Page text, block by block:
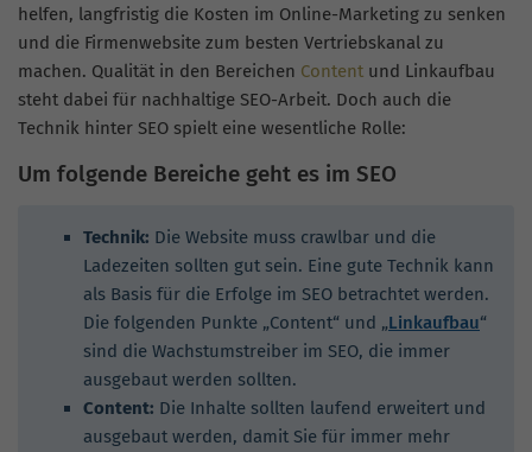
helfen, langfristig die Kosten im Online-Marketing zu senken
und die Firmenwebsite zum besten Vertriebskanal zu
machen. Qualität in den Bereichen Content und Linkaufbau
steht dabei für nachhaltige SEO-Arbeit. Doch auch die
Technik hinter SEO spielt eine wesentliche Rolle:
Um folgende Bereiche geht es im SEO
Technik: Die Website muss crawlbar und die
Ladezeiten sollten gut sein. Eine gute Technik kann
als Basis für die Erfolge im SEO betrachtet werden.
Die folgenden Punkte „Content“ und „Linkaufbau“
sind die Wachstumstreiber im SEO, die immer
ausgebaut werden sollten.
Content: Die Inhalte sollten laufend erweitert und
ausgebaut werden, damit Sie für immer mehr